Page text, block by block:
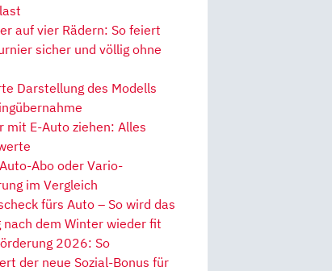
auf vier Rädern: So feiert
sicher und völlig ohne
Darstellung des Modells
mit E-Auto ziehen: Alles
Abo oder Vario-
im Vergleich
fürs Auto – So wird das
nach dem Winter wieder fit
2026: So
der neue Sozial-Bonus für